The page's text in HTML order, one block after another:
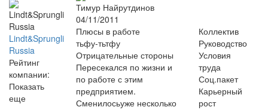
Lindt&Sprungli
Russia
Рейтинг
компании:
Показать
еще
Тимур Найрутдинов
04/11/2011
Плюсы в работе
тьфу-тьтфу
Отрицательные стороны
Пересекался по жизни и
по работе с этим
предприятием.
Сменилосьуже несколько
Коллектив
Руководство
Условия
труда
Соц.пакет
Карьерный
рост